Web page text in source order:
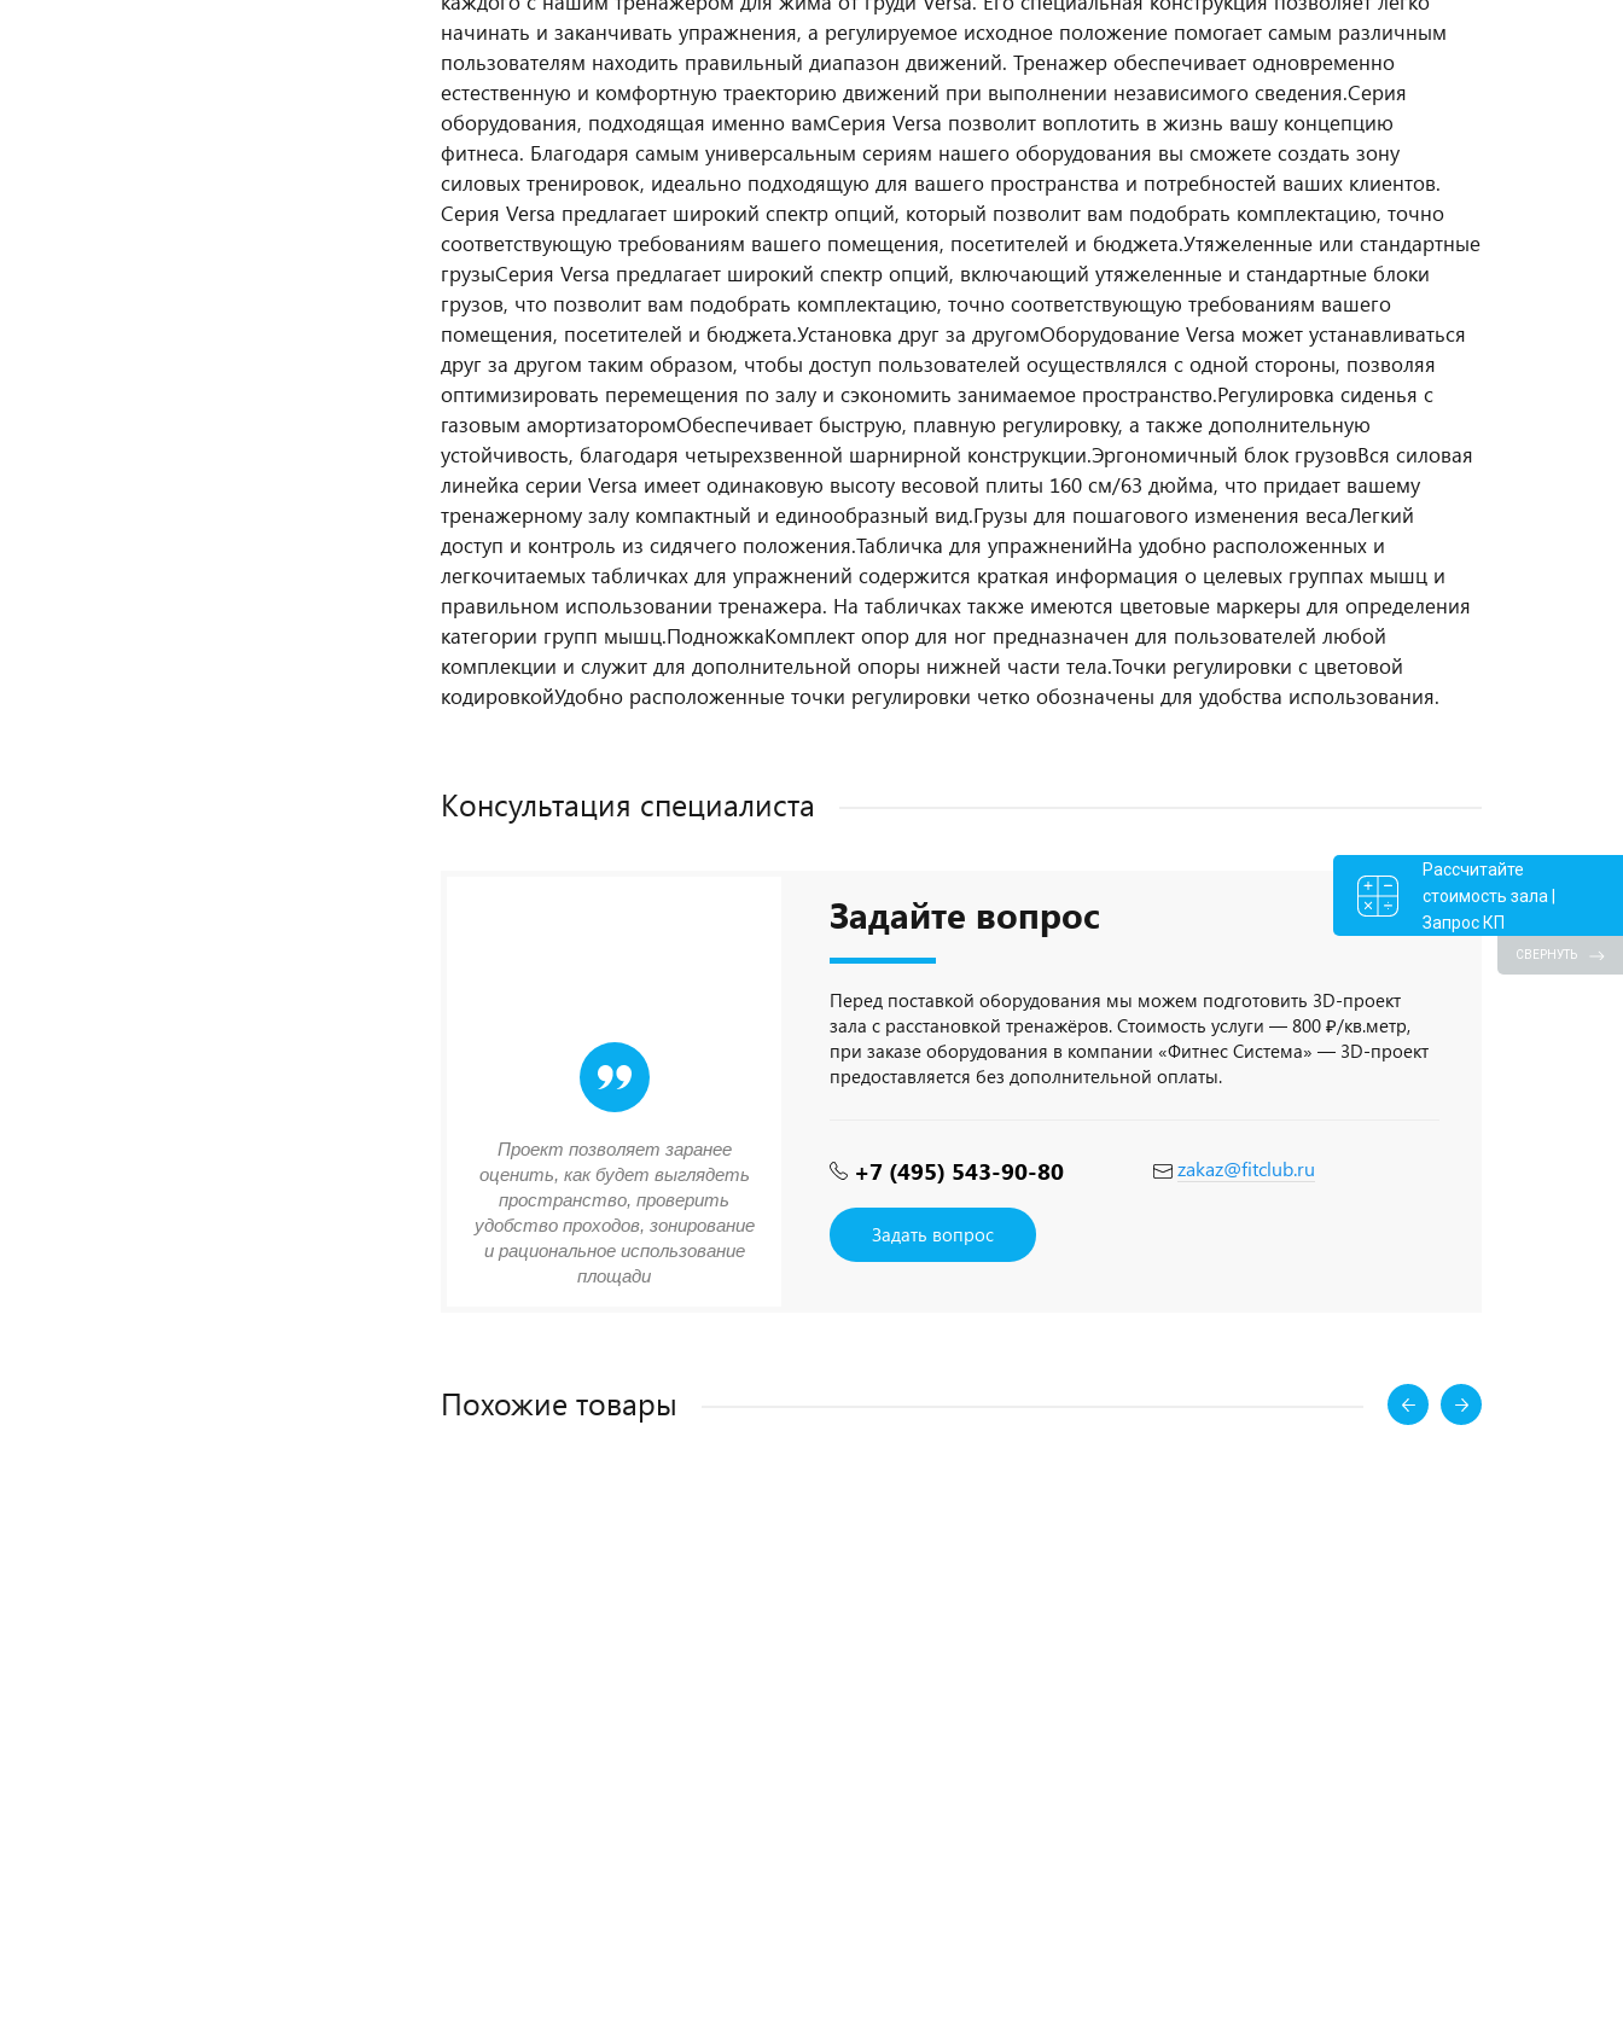
начинать и заканчивать упражнения, а регулируемое исходное положение помогает самым различным
пользователям находить правильный диапазон движений. Тренажер обеспечивает одновременно
естественную и комфортную траекторию движений при выполнении независимого сведения.Серия
оборудования, подходящая именно вамСерия Versa позволит воплотить в жизнь вашу концепцию
фитнеса. Благодаря самым универсальным сериям нашего оборудования вы сможете создать зону
силовых тренировок, идеально подходящую для вашего пространства и потребностей ваших клиентов.
Серия Versa предлагает широкий спектр опций, который позволит вам подобрать комплектацию, точно
соответствующую требованиям вашего помещения, посетителей и бюджета.Утяжеленные или стандартные
грузыСерия Versa предлагает широкий спектр опций, включающий утяжеленные и стандартные блоки
грузов, что позволит вам подобрать комплектацию, точно соответствующую требованиям вашего
помещения, посетителей и бюджета.Установка друг за другомОборудование Versa может устанавливаться
друг за другом таким образом, чтобы доступ пользователей осуществлялся с одной стороны, позволяя
оптимизировать перемещения по залу и сэкономить занимаемое пространство.Регулировка сиденья с
газовым амортизаторомОбеспечивает быструю, плавную регулировку, а также дополнительную
устойчивость, благодаря четырехзвенной шарнирной конструкции.Эргономичный блок грузовВся силовая
линейка серии Versa имеет одинаковую высоту весовой плиты 160 см/63 дюйма, что придает вашему
тренажерному залу компактный и единообразный вид.Грузы для пошагового изменения весаЛегкий
доступ и контроль из сидячего положения.Табличка для упражненийНа удобно расположенных и
легкочитаемых табличках для упражнений содержится краткая информация о целевых группах мышц и
правильном использовании тренажера. На табличках также имеются цветовые маркеры для определения
категории групп мышц.ПодножкаКомплект опор для ног предназначен для пользователей любой
комплекции и служит для дополнительной опоры нижней части тела.Точки регулировки с цветовой
кодировкойУдобно расположенные точки регулировки четко обозначены для удобства использования.
Консультация специалиста
Задайте вопрос
Перед поставкой оборудования мы можем подготовить 3D-проект
зала с расстановкой тренажёров. Стоимость услуги — 800 ₽/кв.метр,
при заказе оборудования в компании «Фитнес Система» — 3D-проект
предоставляется без дополнительной оплаты.
+7 (495) 543-90-80 zakaz@fitclub.ru
Задать вопрос
Проект позволяет заранее
оценить, как будет выглядеть
пространство, проверить
удобство проходов, зонирование
и рациональное использование
площади
Похожие товары
Рассчитайте
стоимость зала |
Запрос КП
СВЕРНУТЬ